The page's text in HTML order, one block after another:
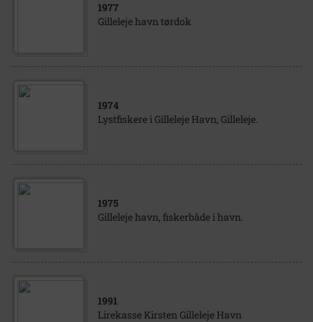
1977
Gilleleje havn tørdok
1974
Lystfiskere i Gilleleje Havn, Gilleleje.
1975
Gilleleje havn, fiskerbåde i havn.
1991
Lirekasse Kirsten Gilleleje Havn